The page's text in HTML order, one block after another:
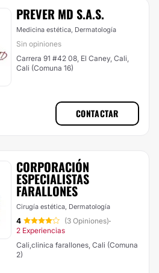
PREVER MD S.A.S.
Medicina estética, Dermatología
Sin opiniones
Carrera 91 #42 08, El Caney, Cali,
Cali (Comuna 16)
CONTACTAR
CORPORACIÓN
ESPECIALISTAS
FARALLONES
Cirugía estética, Dermatología
4 (3 Opiniones)·
2 Experiencias
Cali,clinica farallones, Cali (Comuna
2)